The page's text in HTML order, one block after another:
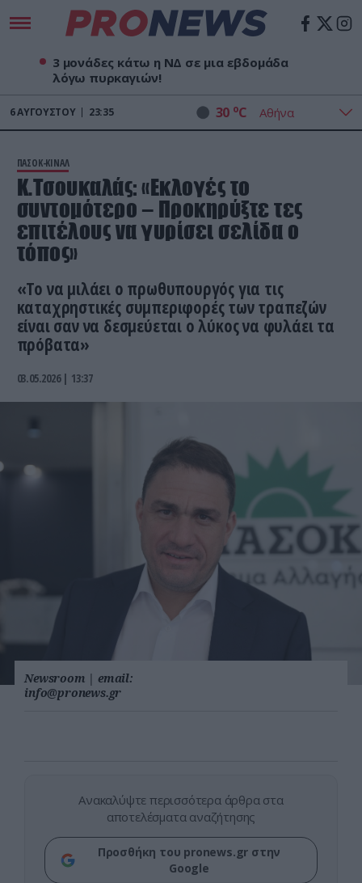
3 μονάδες κάτω η ΝΔ σε μια εβδομάδα
λόγω πυρκαγιών!
6ΑΥΓΟΎΣΤΟΥ 23:35 30 oC
ΠΑΣΟΚ-ΚΙΝΑΛ
Κ.Τσουκαλάς: «Εκλογές το
συντομότερο – Προκηρύξτε τες
επιτέλους να γυρίσει σελίδα ο
τόπος»
«Το να μιλάει ο πρωθυπουργός για τις
καταχρηστικές συμπεριφορές των τραπεζών
είναι σαν να δεσμεύεται ο λύκος να φυλάει τα
πρόβατα»
03.05.2026 | 13:37
Newsroom | email:
info@pronews.gr
Ανακαλύψτε περισσότερα άρθρα στα
αποτελέσματα αναζήτησης
Προσθήκη του pronews.gr στην
Google